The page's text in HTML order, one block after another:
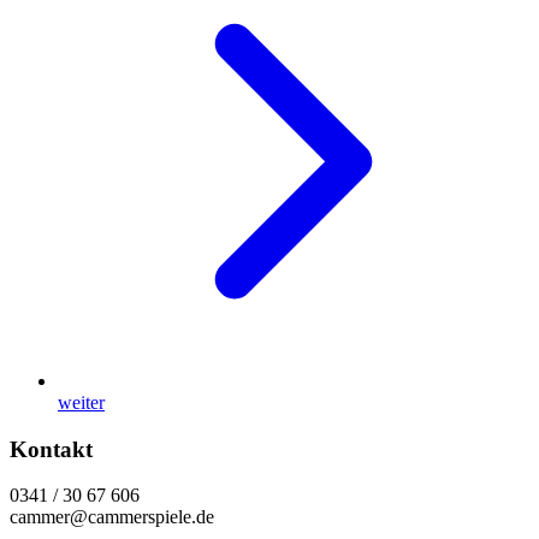
weiter
Kontakt
0341 / 30 67 606
cammer@cammerspiele.de